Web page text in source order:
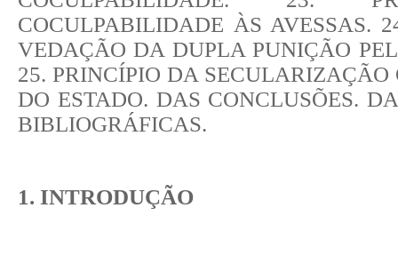
COCULPABILIDADE ÀS AVESSAS.
VEDAÇÃO DA DUPLA PUNIÇÃO
25. PRINCÍPIO DA
DO ESTADO. DAS CONCLUSÕES.
BIBLIOGRÁFICAS.
1. INTRODUÇÃO